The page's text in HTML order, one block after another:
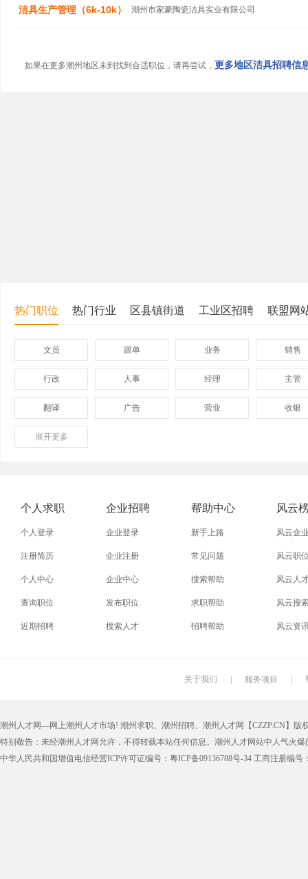
洁具生产管理（6k-10k） 潮州市家豪陶瓷洁具实业有限公司
如果在更多潮州地区未到找到合适职位，请再尝试， 更多地区洁具招聘信
热门职位 热门行业 区县镇街道 工业区招聘 联盟网
文员 跟单 业务 销售
行政 人事 经理 主管
翻译 广告 营业 收银
保险
展开更多
个人求职
个人登录
注册简历
个人中心
查询职位
近期招聘
企业招聘
企业登录
企业注册
企业中心
发布职位
搜索人才
帮助中心
新手上路
常见问题
搜索帮助
求职帮助
招聘帮助
风云
风云企
风云职
风云人
风云搜
风云资
关于我们 服务项目
潮州人才网—网上潮州人才市场! 潮州求职、潮州招聘、潮州人才网【CZZP.CN】版
特别敬告：未经潮州人才网允许，不得转载本站任何信息。潮州人才网站中人气火
中华人民共和国增值电信经营ICP许可证编号：粤ICP备09136788号-34 工商注册编号